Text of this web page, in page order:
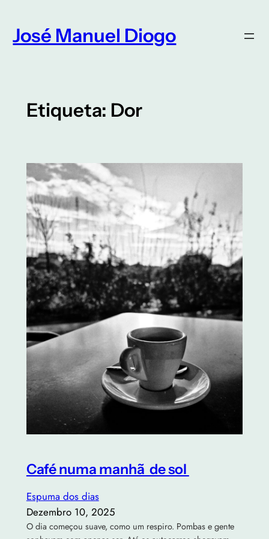
para
José Manuel Diogo
Etiqueta: Dor
Café numa manhã de sol
Espuma dos dias
Dezembro 10, 2025
O dia começou suave, como um respiro. Pombas e gente